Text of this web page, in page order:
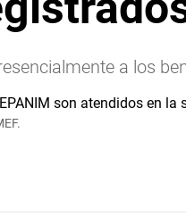
a los